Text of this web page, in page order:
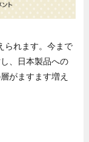
られます。今まで
、日本製品への
がますます増え